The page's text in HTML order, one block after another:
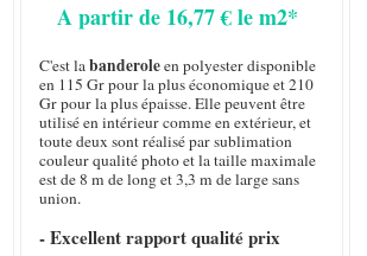
A partir de 16,77 € le m2*
C'est labanderoleen polyester disponible
en 115 Gr pour la plus économique et 210
Gr pour la plus épaisse. Elle peuvent être
utilisé en intérieur comme en extérieur, et
toute deux sont réalisé par sublimation
couleur qualité photo et la taille maximale
est de 8 m de long et 3,3 m de large sans
union.
- Excellent rapport qualité prix